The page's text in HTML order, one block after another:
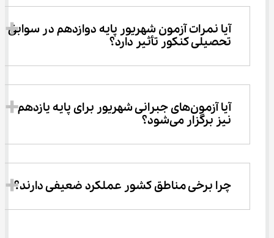
آیا نمرات آزمون شهریور پایه دوازدهم در سوابق
تحصیلی کنکور تأثیر دارد؟
آیا آزمون‌های جبرانی شهریور برای پایه یازدهم
نیز برگزار می‌شود؟
چرا برخی مناطق کشور عملکرد ضعیفی دارند؟